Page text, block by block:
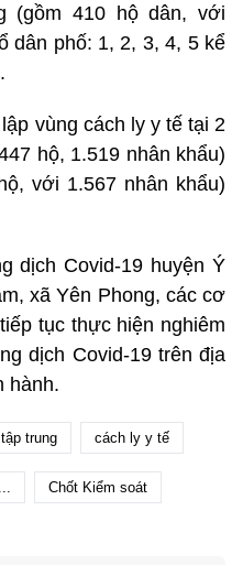
(gồm 410 hộ dân, với
dân phố: 1, 2, 3, 4, 5 kể
vùng cách ly y tế tại 2
hộ, 1.519 nhân khẩu)
với 1.567 nhân khẩu)
dịch Covid-19 huyện Ý
xã Yên Phong, các cơ
tục thực hiện nghiêm
dịch Covid-19 trên địa
hành.
trung cách ly y tế
Chốt Kiểm soát